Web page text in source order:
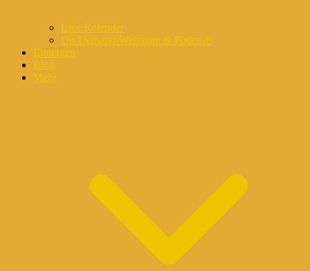
Live Kalender
On-Demand-Webinare & Podcasts
Eintragen
Blog
Mehr